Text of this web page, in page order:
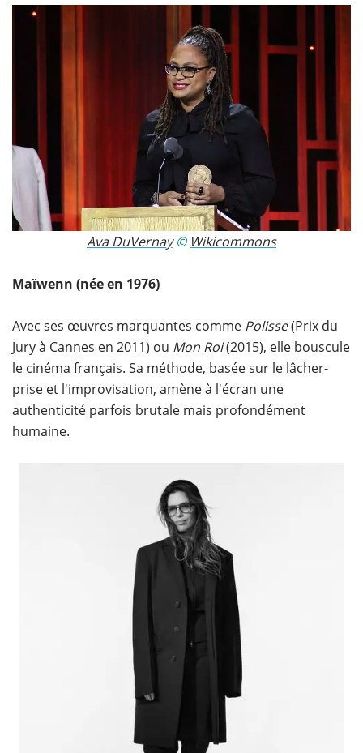
Ava DuVernay​ © Wikicommons
Maïwenn (née en 1976)
Avec ses œuvres marquantes comme Polisse(Prix du
Jury à Cannes en 2011) ou Mon Roi(2015), elle bouscule
le cinéma français. Sa méthode, basée sur le lâcher-
prise et l'improvisation, amène à l'écran une
authenticité parfois brutale mais profondément
humaine.